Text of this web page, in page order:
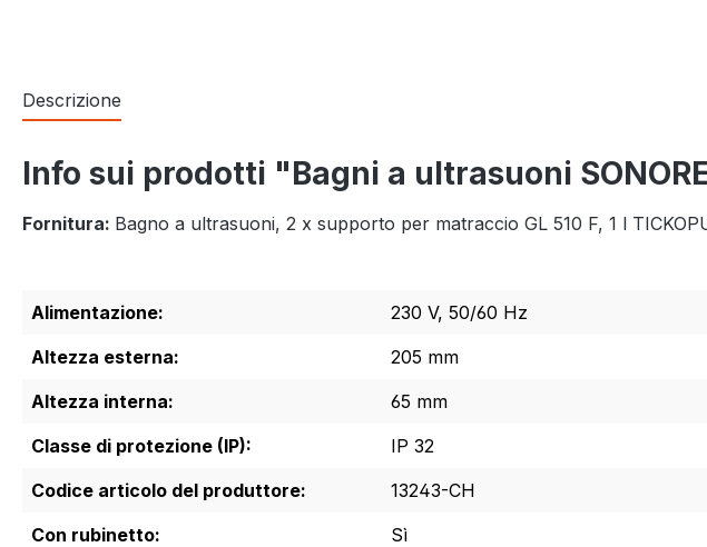
Descrizione
Info sui prodotti "Bagni a ultrasuoni
Fornitura: Bagno a ultrasuoni, 2 x supporto per matraccio GL 510 F, 1 l
Alimentazione:
230 V, 50/60 Hz
Altezza esterna:
205 mm
Altezza interna:
65 mm
Classe di protezione (IP):
IP 32
Codice articolo del produttore:
13243-CH
Con rubinetto:
Sì